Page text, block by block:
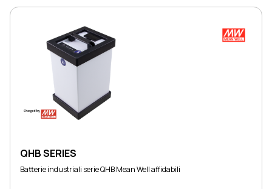
QHB SERIES
Batterie industriali serie QHB Mean Well affidabili